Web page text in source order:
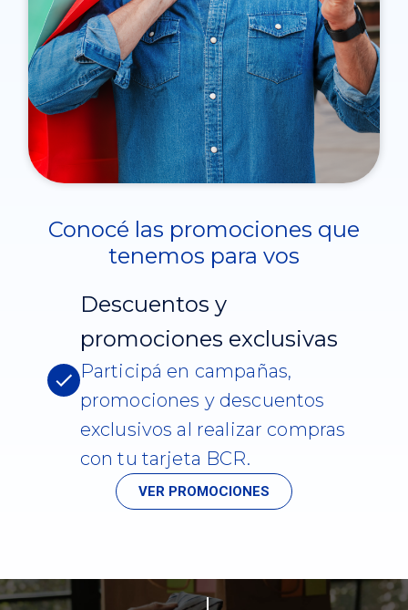
Conocé las promociones que
tenemos para vos
Descuentos y
promociones exclusivas
Participá en campañas,
promociones y descuentos
exclusivos al realizar compras
con tu tarjeta BCR.
VER PROMOCIONES